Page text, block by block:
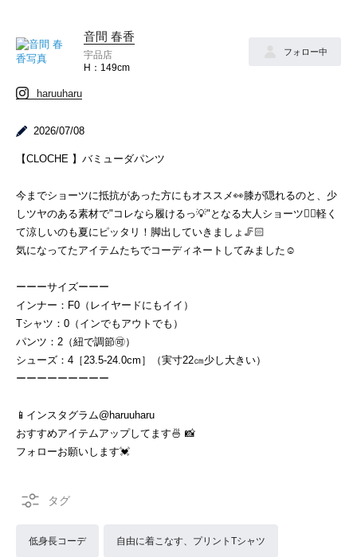
音間 春香
宇品店
149cm
フォロー中
haruuharu
2026/07/08
【CLOCHE 】バミューダパンツ
今までショーツに抵抗があった方にもオススメ👀膝が隠れるのと、少
しツヤのある素材で"コレなら履けるっ💡"となる大人ショーツ☝🏻軽く
て涼しいのも夏にピッタリ！脚出していきましょ🦵🏻
気になってたアイテムたちでコーディネートしてみました☺️
ーーーサイズーーー
インナー：F0（レイヤードにもイイ）
Tシャツ：0（インでもアウトでも）
パンツ：2（紐で調節🉑）
シューズ：4［23.5-24.0cm］（実寸22㎝少し大きい）
ーーーーーーーーー
📱インスタグラム@haruuharu
おすすめアイテムアップしてます🍜 📸
フォローお願いします💓
低身長コーデ 自由に着こなす、プリントTシャツ